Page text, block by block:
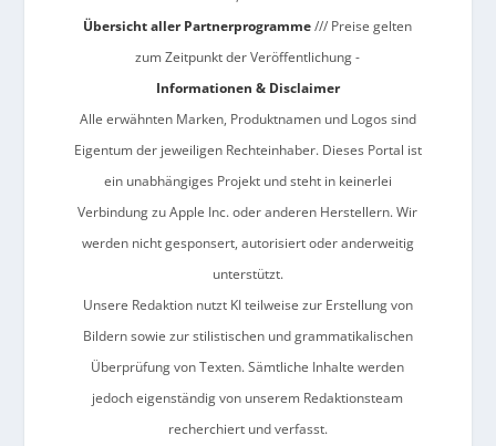
Übersicht aller Partnerprogramme/// Preise gelten
zum Zeitpunkt der Veröffentlichung -
Informationen & Disclaimer
Alle erwähnten Marken, Produktnamen und Logos sind
Eigentum der jeweiligen Rechteinhaber. Dieses Portal ist
ein unabhängiges Projekt und steht in keinerlei
Verbindung zu Apple Inc. oder anderen Herstellern. Wir
werden nicht gesponsert, autorisiert oder anderweitig
unterstützt.
Unsere Redaktion nutzt KI teilweise zur Erstellung von
Bildern sowie zur stilistischen und grammatikalischen
Überprüfung von Texten. Sämtliche Inhalte werden
jedoch eigenständig von unserem Redaktionsteam
recherchiert und verfasst.